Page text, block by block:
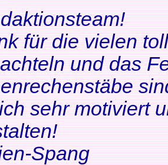
für die vielen
und das
sehr motiviert
Spang